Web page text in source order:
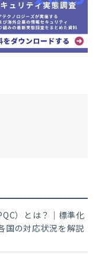
）とは？｜標準化
国の対応状況を解説